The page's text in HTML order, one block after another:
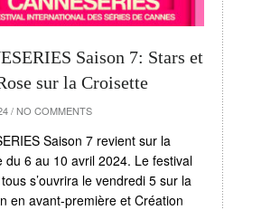
Saison 7: Stars et
sur la Croisette
/ NO COMMENTS
Saison 7 revient sur la
du 6 au 10 avril 2024. Le festival
s’ouvrira le vendredi 5 sur la
en avant-première et Création